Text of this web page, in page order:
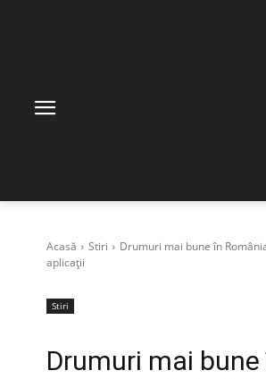
Acasă Stiri
Drumuri mai bune în
aplicații
Stiri
Drumuri mai bune